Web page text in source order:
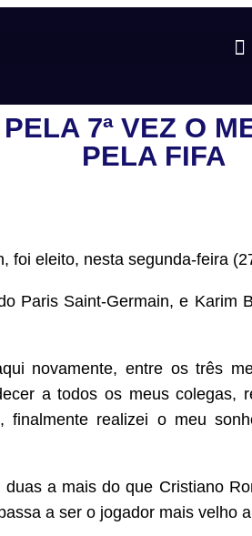
7ª VEZ O
PELA FIFA
foi eleito, nesta segunda-feira
Paris Saint-Germain, e Karim
novamente, entre os três
a todos os meus colegas,
finalmente realizei o meu
a mais do que Cristiano
a ser o jogador mais velho